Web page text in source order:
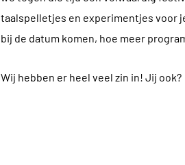
taalspelletjes en experimentjes voor
bij de datum komen, hoe meer
Wij hebben er heel veel zin in! Jij ook?